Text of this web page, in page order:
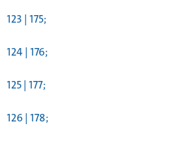
123 | 175;
124 | 176;
125 | 177;
126 | 178;